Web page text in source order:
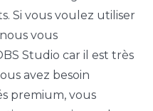
Si vous voulez utiliser
vous
Studio car il est très
avez besoin
premium, vous